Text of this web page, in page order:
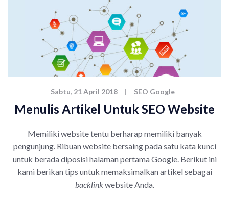
Sabtu, 21 April 2018 | SEO Google
Menulis Artikel Untuk SEO Website
Memiliki website tentu berharap memiliki banyak
pengunjung. Ribuan website bersaing pada satu kata kunci
untuk berada diposisi halaman pertama Google. Berikut ini
kami berikan tips untuk memaksimalkan artikel sebagai
backlinkwebsite Anda.